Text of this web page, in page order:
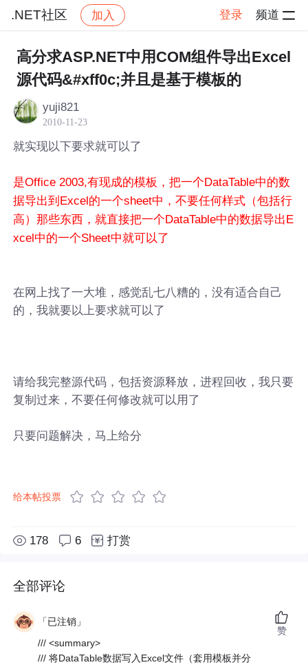
.NET社区 加入 登录 频道
社区 .NET社区 帖子详情
高分求ASP.NET中用COM组件导出Excel
源代码&#xff0c;并且是基于模板的
yuji821
2010-11-23
就实现以下要求就可以了
是Office 2003,有现成的模板，把一个DataTable中的数
据导出到Excel的一个sheet中，不要任何样式（包括行
高）那些东西，就直接把一个DataTable中的数据导出E
xcel中的一个Sheet中就可以了
在网上找了一大堆，感觉乱七八糟的，没有适合自己
的，我就要以上要求就可以了
请给我完整源代码，包括资源释放，进程回收，我只要
复制过来，不要任何修改就可以用了
只要问题解决，马上给分
给本帖投票
178 6 打赏
全部评论
「已注销」
/// <summary>
/// 将DataTable数据写入Excel文件（套用模板并分
赞